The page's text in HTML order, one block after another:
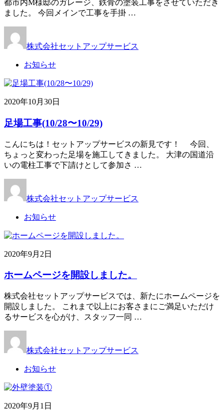
都市内M様邸のガレージ、鉄骨の塗装工事をさせていただき
ました。 今回メインで工事を手掛 …
株式会社セットアップサービス
お知らせ
2020年10月30日
足場工事(10/28〜10/29)
こんにちは！セットアップサービスの新見です！ 今回、
ちょっと変わった足場を施工してきました。 大津の国道沿
いの電柱工事で下請けとして参加さ …
株式会社セットアップサービス
お知らせ
2020年9月2日
ホームページを開設しました。
株式会社セットアップサービスでは、新たにホームページを
開設しました。 これまで以上にお客さまにご満足いただけ
るサービスを心がけ、スタッフ一同 …
株式会社セットアップサービス
お知らせ
2020年9月1日